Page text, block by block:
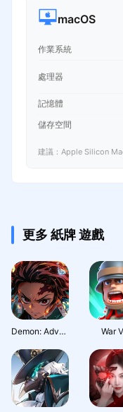
macOS
作業系統
處理器
記憶體
儲存空間
建議：Apple Silicon
更多 紙牌 遊戲
Demon: Adventure Journey War